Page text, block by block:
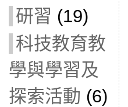
研習 (19)
科技教育教
學與學習及
探索活動 (6)